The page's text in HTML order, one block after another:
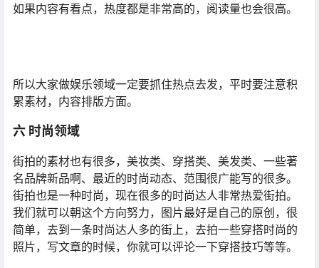
如果内容有看点，热度都是非常高的，阅读量也会很高。
所以大家做娱乐领域一定要抓住热点去发，平时要注意积
累素材，内容排版方面。
六 时尚领域
街拍的素材也有很多，美妆类、穿搭类、美发类、一些著
名品牌新品啊、最近的时尚动态、范围很广能写的很多。
街拍也是一种时尚，现在很多的时尚达人非常热爱街拍。
我们就可以朝这个方向努力，图片最好是自己的原创，很
简单，去到一条时尚达人多的街上，去拍一些穿搭时尚的
照片，写文章的时候，你就可以评论一下穿搭技巧等等。